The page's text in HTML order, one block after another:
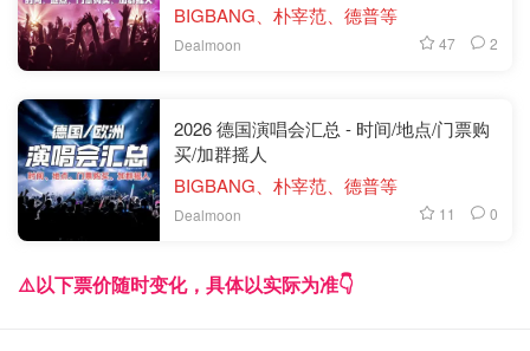
BIGBANG、朴宰范、德普等
Dealmoon 47 2
2026 德国演唱会汇总 - 时间/地点/门票购
买/加群摇人
BIGBANG、朴宰范、德普等
Dealmoon 11 0
⚠️以下票价随时变化，具体以实际为准👇